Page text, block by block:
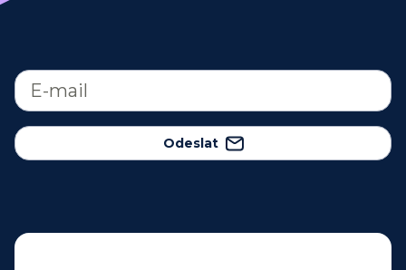
Odeslat